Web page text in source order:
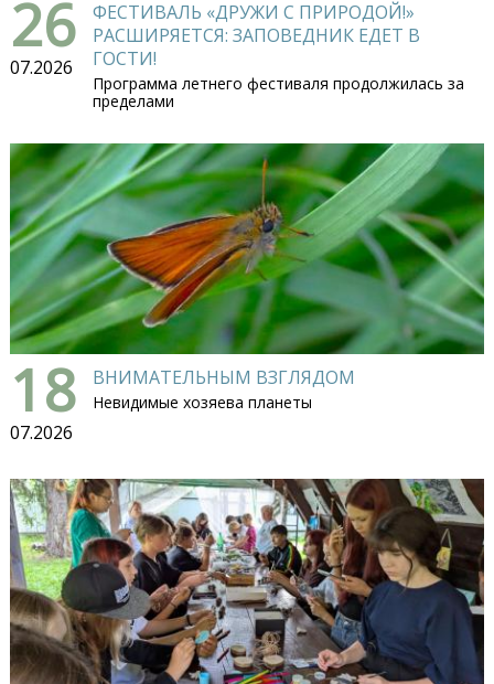
26
07.2026
ФЕСТИВАЛЬ «ДРУЖИ С ПРИРОДОЙ!»
РАСШИРЯЕТСЯ: ЗАПОВЕДНИК ЕДЕТ В
ГОСТИ!
Программа летнего фестиваля продолжилась за
пределами
18
07.2026
ВНИМАТЕЛЬНЫМ ВЗГЛЯДОМ
Невидимые хозяева планеты